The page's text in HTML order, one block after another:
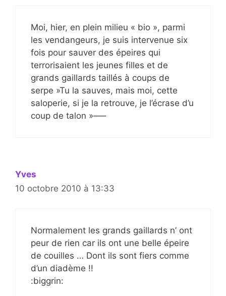
Moi, hier, en plein milieu « bio », parmi
les vendangeurs, je suis intervenue six
fois pour sauver des épeires qui
terrorisaient les jeunes filles et de
grands gaillards taillés à coups de
serpe »Tu la sauves, mais moi, cette
saloperie, si je la retrouve, je l’écrase d’u
coup de talon »—–
Yves
10 octobre 2010 à 13:33
Normalement les grands gaillards n’ ont
peur de rien car ils ont une belle épeire
de couilles … Dont ils sont fiers comme
d’un diadème !!
:biggrin: